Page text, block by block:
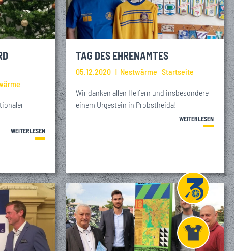
WEITERLESEN
TAG DES EHRENAMTES
05.12.2020 Nestwärme Startseite
Wir danken allen Helfern und insbesondere
einem Urgestein in Probstheida!
WEITERLESEN
Projekt
Liga 3